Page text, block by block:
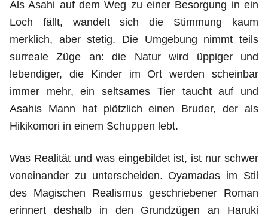
Als Asahi auf dem Weg zu einer Besorgung in ein
Loch fällt, wandelt sich die Stimmung kaum
merklich, aber stetig. Die Umgebung nimmt teils
surreale Züge an: die Natur wird üppiger und
lebendiger, die Kinder im Ort werden scheinbar
immer mehr, ein seltsames Tier taucht auf und
Asahis Mann hat plötzlich einen Bruder, der als
Hikikomori in einem Schuppen lebt.
Was Realität und was eingebildet ist, ist nur schwer
voneinander zu unterscheiden. Oyamadas im Stil
des Magischen Realismus geschriebener Roman
erinnert deshalb in den Grundzügen an Haruki